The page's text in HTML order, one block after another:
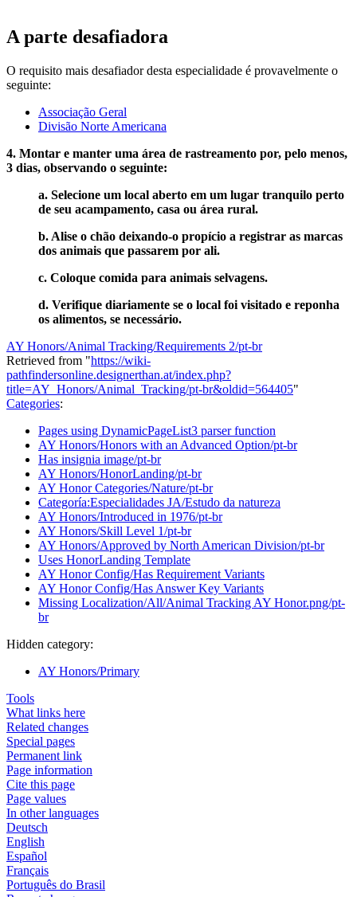
A parte desafiadora
O requisito mais desafiador desta especialidade é provavelmente o
seguinte:
Associação Geral
Divisão Norte Americana
4. Montar e manter uma área de rastreamento por, pelo menos,
3 dias, observando o seguinte:
a. Selecione um local aberto em um lugar tranquilo perto
de seu acampamento, casa ou área rural.
b. Alise o chão deixando-o propício a registrar as marcas
dos animais que passarem por ali.
c. Coloque comida para animais selvagens.
d. Verifique diariamente se o local foi visitado e reponha
os alimentos, se necessário.
AY Honors/Animal Tracking/Requirements 2/pt-br
Retrieved from "https://wiki-
pathfindersonline.designerthan.at/index.php?
title=AY_Honors/Animal_Tracking/pt-br&oldid=564405"
Categories:
Pages using DynamicPageList3 parser function
AY Honors/Honors with an Advanced Option/pt-br
Has insignia image/pt-br
AY Honors/HonorLanding/pt-br
AY Honor Categories/Nature/pt-br
Categoría:Especialidades JA/Estudo da natureza
AY Honors/Introduced in 1976/pt-br
AY Honors/Skill Level 1/pt-br
AY Honors/Approved by North American Division/pt-br
Uses HonorLanding Template
AY Honor Config/Has Requirement Variants
AY Honor Config/Has Answer Key Variants
Missing Localization/All/Animal Tracking AY Honor.png/pt-
br
Hidden category:
AY Honors/Primary
Tools
What links here
Related changes
Special pages
Permanent link
Page information
Cite this page
Page values
In other languages
Deutsch
English
Español
Français
Português do Brasil